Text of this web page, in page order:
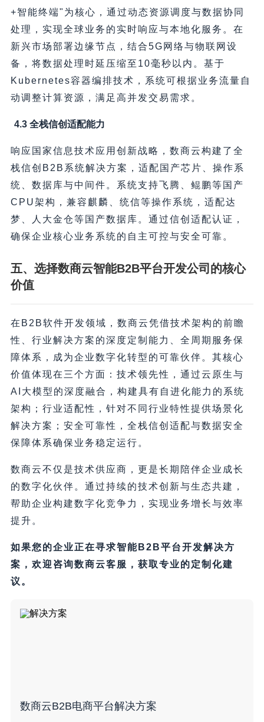
+智能终端"为核心，通过动态资源调度与数据协同
处理，实现全球业务的实时响应与本地化服务。在
新兴市场部署边缘节点，结合5G网络与物联网设
备，将数据处理时延压缩至10毫秒以内。基于
Kubernetes容器编排技术，系统可根据业务流量自
动调整计算资源，满足高并发交易需求。
4.3 全栈信创适配能力
响应国家信息技术应用创新战略，数商云构建了全
栈信创B2B系统解决方案，适配国产芯片、操作系
统、数据库与中间件。系统支持飞腾、鲲鹏等国产
CPU架构，兼容麒麟、统信等操作系统，适配达
梦、人大金仓等国产数据库。通过信创适配认证，
确保企业核心业务系统的自主可控与安全可靠。
五、选择数商云智能B2B平台开发公司的核心
价值
在B2B软件开发领域，数商云凭借技术架构的前瞻
性、行业解决方案的深度定制能力、全周期服务保
障体系，成为企业数字化转型的可靠伙伴。其核心
价值体现在三个方面：技术领先性，通过云原生与
AI大模型的深度融合，构建具有自进化能力的系统
架构；行业适配性，针对不同行业特性提供场景化
解决方案；安全可靠性，全栈信创适配与数据安全
保障体系确保业务稳定运行。
数商云不仅是技术供应商，更是长期陪伴企业成长
的数字化伙伴。通过持续的技术创新与生态共建，
帮助企业构建数字化竞争力，实现业务增长与效率
提升。
如果您的企业正在寻求智能B2B平台开发解决方
案，欢迎咨询数商云客服，获取专业的定制化建
议。
数商云B2B电商平台解决方案